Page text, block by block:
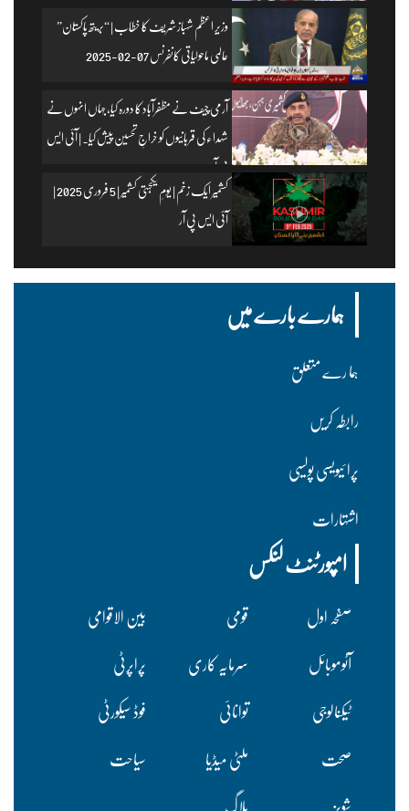
وزیرِ اعظم شہباز شریف کا خطاب | “بریتھ پاکستان”
عالمی ماحولیاتی کانفرنس 07-02-2025
آرمی چیف نے مظفرآباد کا دورہ کیا، جہاں انہوں نے
شہداء کی قربانیوں کو خراجِ تحسین پیش کیا۔ | آئی ایس
پی آر
کشمیر ایک زخم | یومِ یکجہتی کشمیر | 5 فروری 2025 |
آئی ایس پی آر
ہمارے بارے میں
ہما رے متعلق
رابطہ کریں
پرا ئیویسی پولسیی
اشتہارات
امپورٹنٹ لنکس
صفحہ اول قومی
بین الاقوامی
آٹوموبائل
سرمایہ کاری
پراپرٹی
ٹیکنالوجی
توانائی
فوڈ سیکورٹی
صحت
ملٹی میڈیا
سیاحت